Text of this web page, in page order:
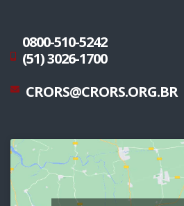
0800-510-5242
(51) 3026-1700
CRORS@CRORS.ORG.BR